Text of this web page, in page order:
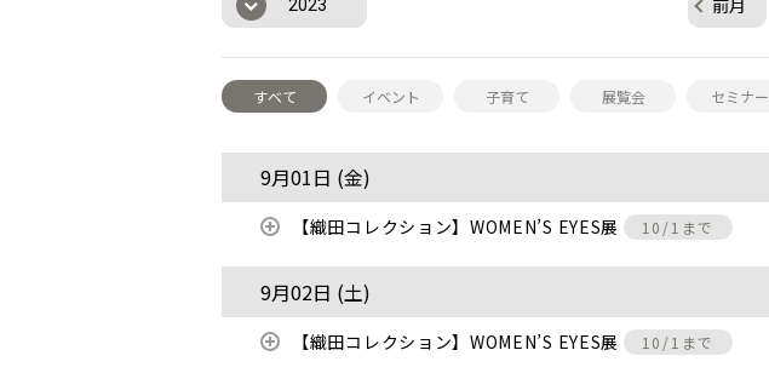
2023 前月
すべて イベント 子育て 展覧会 セミナー
9月01日 (金)
【織田コレクション】WOMEN’S EYES展 10/1まで
9月02日 (土)
【織田コレクション】WOMEN’S EYES展 10/1まで